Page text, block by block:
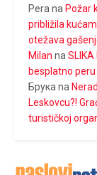
Perana Požar
približila
otežava
Milan na
besplatno
Брукаna
Leskovcu?!
turističkoj